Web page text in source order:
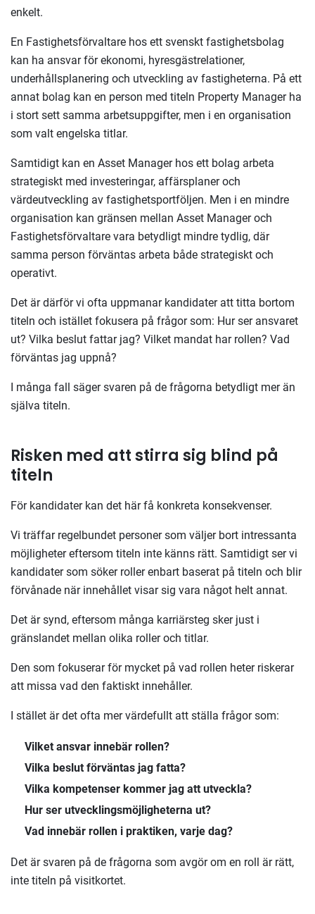
enkelt.
En Fastighetsförvaltare hos ett svenskt fastighetsbolag
kan ha ansvar för ekonomi, hyresgästrelationer,
underhållsplanering och utveckling av fastigheterna. På ett
annat bolag kan en person med titeln Property Manager ha
i stort sett samma arbetsuppgifter, men i en organisation
som valt engelska titlar.
Samtidigt kan en Asset Manager hos ett bolag arbeta
strategiskt med investeringar, affärsplaner och
värdeutveckling av fastighetsportföljen. Men i en mindre
organisation kan gränsen mellan Asset Manager och
Fastighetsförvaltare vara betydligt mindre tydlig, där
samma person förväntas arbeta både strategiskt och
operativt.
Det är därför vi ofta uppmanar kandidater att titta bortom
titeln och istället fokusera på frågor som: Hur ser ansvaret
ut? Vilka beslut fattar jag? Vilket mandat har rollen? Vad
förväntas jag uppnå?
I många fall säger svaren på de frågorna betydligt mer än
själva titeln.
Risken med att stirra sig blind på
titeln
För kandidater kan det här få konkreta konsekvenser.
Vi träffar regelbundet personer som väljer bort intressanta
möjligheter eftersom titeln inte känns rätt. Samtidigt ser vi
kandidater som söker roller enbart baserat på titeln och blir
förvånade när innehållet visar sig vara något helt annat.
Det är synd, eftersom många karriärsteg sker just i
gränslandet mellan olika roller och titlar.
Den som fokuserar för mycket på vad rollen heter riskerar
att missa vad den faktiskt innehåller.
I stället är det ofta mer värdefullt att ställa frågor som:
Vilket ansvar innebär rollen?
Vilka beslut förväntas jag fatta?
Vilka kompetenser kommer jag att utveckla?
Hur ser utvecklingsmöjligheterna ut?
Vad innebär rollen i praktiken, varje dag?
Det är svaren på de frågorna som avgör om en roll är rätt,
inte titeln på visitkortet.